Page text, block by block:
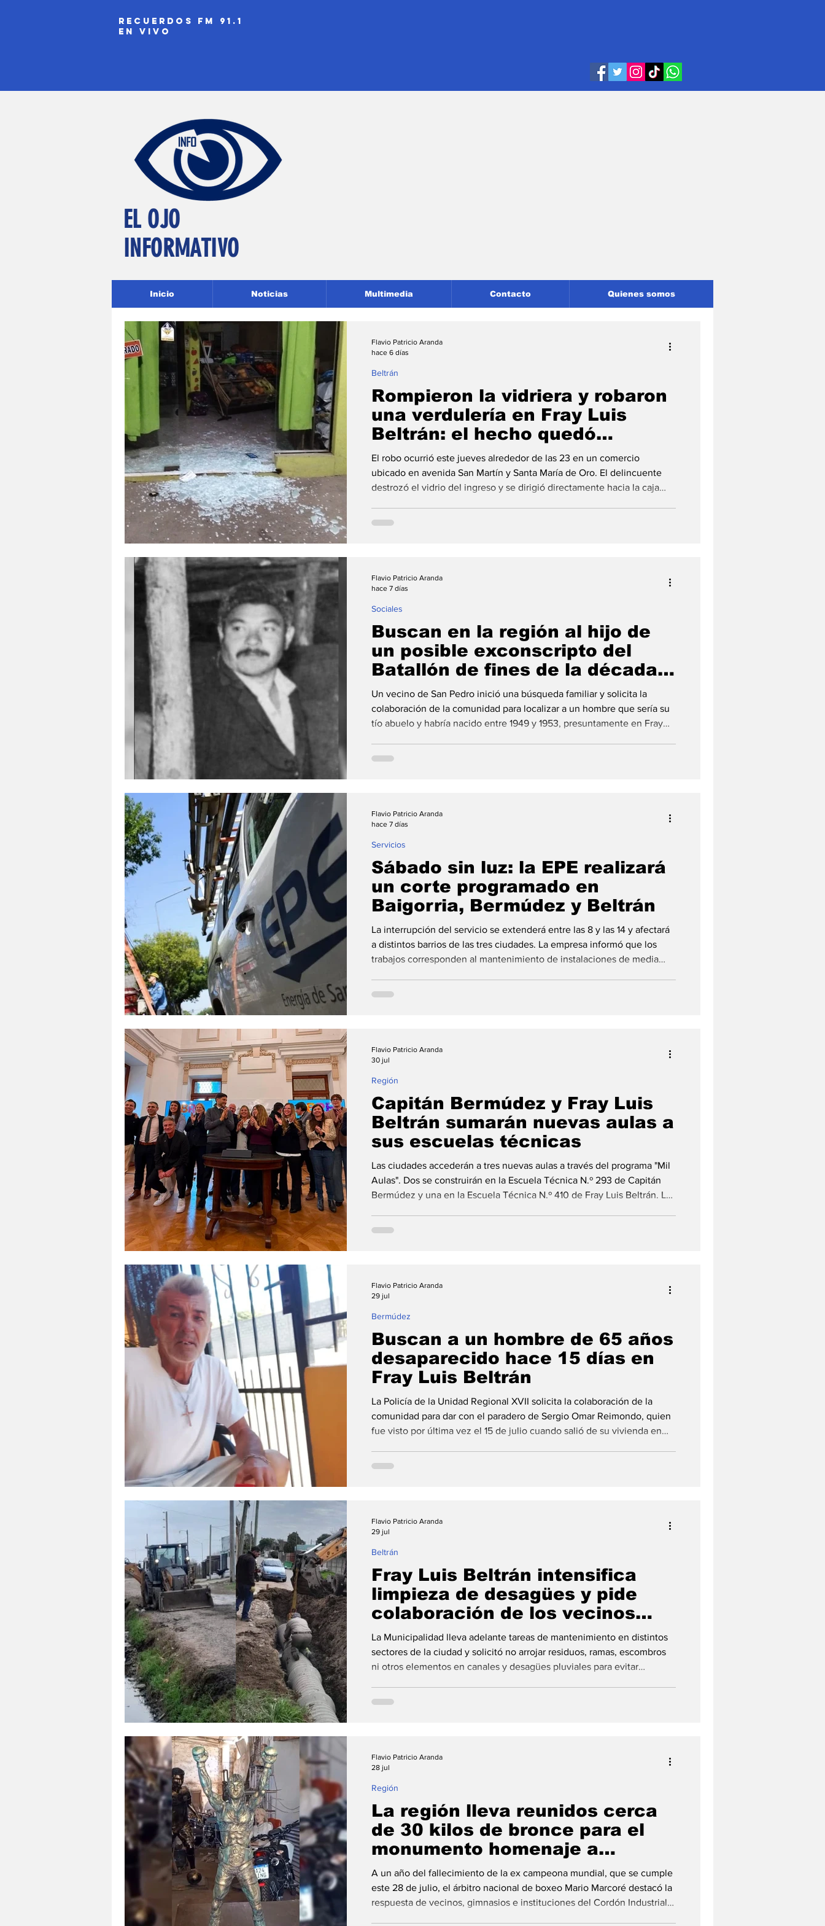
recuerdos fm 91.1
EN VIVO
EL OJO
INFORMATIVO
Inicio Noticias Multimedia Contacto Quienes somos
Rompieron la vidriera y robaron
una verdulería en Fray Luis
Beltrán: el hecho quedó
registrado por las cámaras
El robo ocurrió este jueves alrededor de las 23 en un comercio
ubicado en avenida San Martín y Santa María de Oro. El delincuente
destrozó el vidrio del ingreso y se dirigió directamente hacia la caja
Beltrán
Flavio Patricio Aranda
hace 6 días
Buscan en la región al hijo de
un posible exconscripto del
Batallón de fines de la década
de 1940
Un vecino de San Pedro inició una búsqueda familiar y solicita la
colaboración de la comunidad para localizar a un hombre que sería su
tío abuelo y habría nacido entre 1949 y 1953, presuntamente en Fray
Sociales
Flavio Patricio Aranda
hace 7 días
Sábado sin luz: la EPE realizará
un corte programado en
Baigorria, Bermúdez y Beltrán
La interrupción del servicio se extenderá entre las 8 y las 14 y afectará
a distintos barrios de las tres ciudades. La empresa informó que los
trabajos corresponden al mantenimiento de instalaciones de media
Servicios
Flavio Patricio Aranda
hace 7 días
Capitán Bermúdez y Fray Luis
Beltrán sumarán nuevas aulas a
sus escuelas técnicas
Las ciudades accederán a tres nuevas aulas a través del programa "Mil
Aulas". Dos se construirán en la Escuela Técnica N.º 293 de Capitán
Bermúdez y una en la Escuela Técnica N.º 410 de Fray Luis Beltrán. La
Región
Flavio Patricio Aranda
30 jul
Buscan a un hombre de 65 años
desaparecido hace 15 días en
Fray Luis Beltrán
La Policía de la Unidad Regional XVII solicita la colaboración de la
comunidad para dar con el paradero de Sergio Omar Reimondo, quien
fue visto por última vez el 15 de julio cuando salió de su vivienda en
Bermúdez
Flavio Patricio Aranda
29 jul
Fray Luis Beltrán intensifica
limpieza de desagües y pide
colaboración de los vecinos
ante la posible llegada de El
Niño
La Municipalidad lleva adelante tareas de mantenimiento en distintos
sectores de la ciudad y solicitó no arrojar residuos, ramas, escombros
ni otros elementos en canales y desagües pluviales para evitar
Beltrán
Flavio Patricio Aranda
29 jul
La región lleva reunidos cerca
de 30 kilos de bronce para el
monumento homenaje a
"Locomotora" Oliveras
A un año del fallecimiento de la ex campeona mundial, que se cumple
este 28 de julio, el árbitro nacional de boxeo Mario Marcoré destacó la
respuesta de vecinos, gimnasios e instituciones del Cordón Industrial
Región
Flavio Patricio Aranda
28 jul